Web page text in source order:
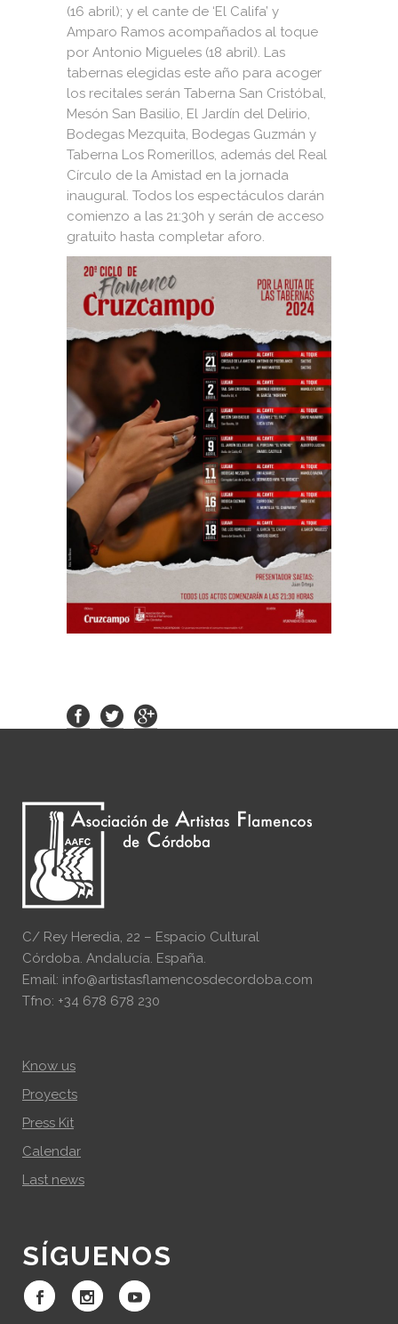
(16 abril); y el cante de ‘El Califa’ y
Amparo Ramos acompañados al toque
por Antonio Migueles (18 abril). Las
tabernas elegidas este año para acoger
los recitales serán Taberna San Cristóbal,
Mesón San Basilio, El Jardín del Delirio,
Bodegas Mezquita, Bodegas Guzmán y
Taberna Los Romerillos, además del Real
Círculo de la Amistad en la jornada
inaugural. Todos los espectáculos darán
comienzo a las 21:30h y serán de acceso
gratuito hasta completar aforo.
C/ Rey Heredia, 22 – Espacio Cultural
Córdoba. Andalucía. España.
Email: info@artistasflamencosdecordoba.com
Tfno: +34 678 678 230
Know us
Proyects
Press Kit
Calendar
Last news
SÍGUENOS